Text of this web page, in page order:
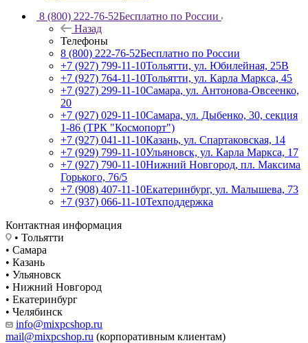
8 (800) 222-76-52Бесплатно по России
Назад
Телефоны
8 (800) 222-76-52Бесплатно по России
+7 (927) 799-11-10Тольятти, ул. Юбилейная, 25В
+7 (927) 764-11-10Тольятти, ул. Карла Маркса, 45
+7 (927) 299-11-10Самара, ул. Антонова-Овсеенко,
20
+7 (927) 029-11-10Самара, ул. Дыбенко, 30, секция
1-86 (ТРК "Космопорт")
+7 (927) 041-11-10Казань, ул. Спартаковская, 14
+7 (929) 799-11-10Ульяновск, ул. Карла Маркса, 17
+7 (927) 790-11-10Нижний Новгород, пл. Максима
Горького, 76/5
+7 (908) 407-11-10Екатеринбург, ул. Малышева, 73
+7 (937) 066-11-10Техподдержка
Контактная информация
• Тольятти
• Самара
• Казань
• Ульяновск
• Нижний Новгород
• Екатеринбург
• Челябинск
info@mixpcshop.ru
mail@mixpcshop.ru (корпоративным клиентам)